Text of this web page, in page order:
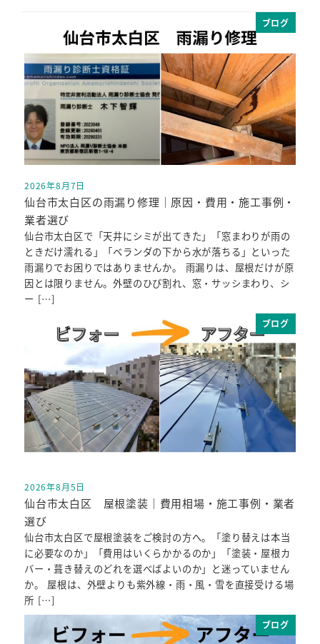
ブログ
投稿日
2026年8月7日
仙台市太白区の雨漏り修理｜原因・費用・施工事例・
業者選び
仙台市太白区で「天井にシミが出てきた」「窓まわりが雨の
ときだけ濡れる」「ベランダの下から水が落ちる」といった
雨漏りでお困りではありませんか。 雨漏りは、屋根だけが原
因とは限りません。外壁のひび割れ、窓・サッシまわり、シ
ー […]
ブログ
投稿日
2026年8月5日
仙台市太白区 屋根塗装｜費用相場・施工事例・業者
選び
仙台市太白区で屋根塗装をご検討の方へ。「塗り替えは本当
に必要なのか」「費用はいくらかかるのか」「塗装・屋根カ
バー・葺き替えのどれを選べばよいのか」と迷っていません
か。 屋根は、外壁よりも紫外線・雨・風・雪を直接受ける場
所 […]
ブログ